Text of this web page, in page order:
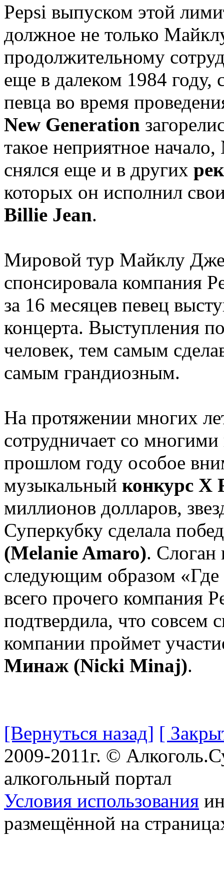
Pepsi выпуском этой
должное не только
продолжительному
еще в далеком 1984 году,
певца во время
New Generation
такое неприятное
снялся еще и в других
которых он исполнил
Billie Jean.
Мировой тур Майклу
спонсировала компания
за 16 месяцев певец
концерта. Выступления
человек, тем самым
самым грандиозным.
На протяжении многих
сотрудничает со
прошлом году особое
музыкальный конкурс X
миллионов долларов,
Суперкубку сделала
(Melanie Amaro). Слоган
следующим образом
всего прочего компания
подтвердила, что совсем
компании проймет
Минаж (Nicki Minaj).
[Вернуться назад] [
2009-2011г. ©
алкогольный портал
Условия использования
размещённой на